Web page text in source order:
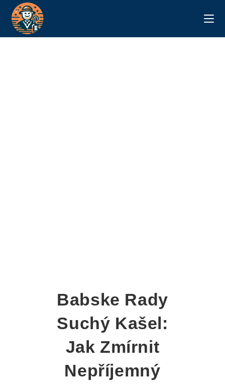
Babske Rady
Suchý Kašel:
Jak Zmírnit
Nepříjemný